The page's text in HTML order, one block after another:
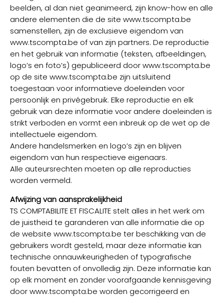
beelden, al dan niet geanimeerd, zijn know-how en alle
andere elementen die de site www.tscompta.be
samenstellen, zijn de exclusieve eigendom van
www.tscompta.be of van zijn partners. De reproductie
en het gebruik van informatie (teksten, afbeeldingen,
logo’s en foto’s) gepubliceerd door www.tscompta.be
op de site www.tscompta.be zijn uitsluitend
toegestaan voor informatieve doeleinden voor
persoonlijk en privégebruik. Elke reproductie en elk
gebruik van deze informatie voor andere doeleinden is
strikt verboden en vormt een inbreuk op de wet op de
intellectuele eigendom.
Andere handelsmerken en logo’s zijn en blijven
eigendom van hun respectieve eigenaars.
Alle auteursrechten moeten op alle reproducties
worden vermeld.
Afwijzing van aansprakelijkheid
TS COMPTABILITE ET FISCALITE stelt alles in het werk om
de juistheid te garanderen van alle informatie die op
de website www.tscompta.be ter beschikking van de
gebruikers wordt gesteld, maar deze informatie kan
technische onnauwkeurigheden of typografische
fouten bevatten of onvolledig zijn. Deze informatie kan
op elk moment en zonder voorafgaande kennisgeving
door www.tscompta.be worden gecorrigeerd en